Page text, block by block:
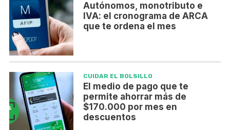
Autónomos, monotributo e
IVA: el cronograma de ARCA
que te ordena el mes
CUIDAR EL BOLSILLO
El medio de pago que te
permite ahorrar más de
$170.000 por mes en
descuentos